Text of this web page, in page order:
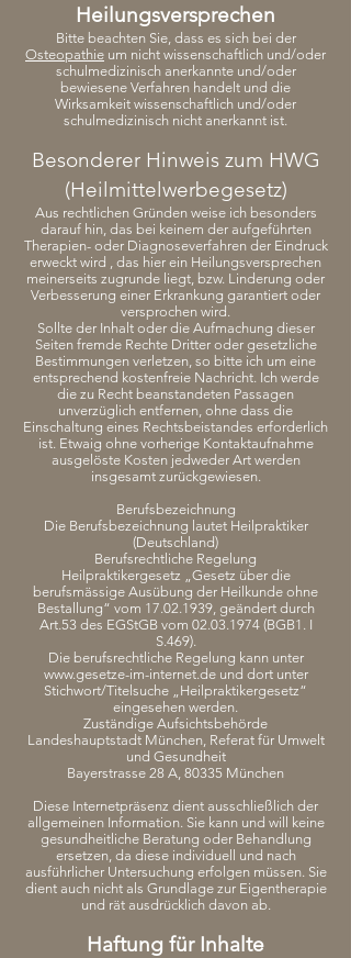
Heilungsversprechen
Bitte beachten Sie, dass es sich bei der
Osteopathie um nicht wissenschaftlich und/oder
schulmedizinisch anerkannte und/oder
bewiesene Verfahren handelt und die
Wirksamkeit wissenschaftlich und/oder
schulmedizinisch nicht anerkannt ist.
Besonderer Hinweis zum HWG
(Heilmittelwerbegesetz)
Aus rechtlichen Gründen weise ich besonders
darauf hin, das bei keinem der aufgeführten
Therapien- oder Diagnoseverfahren der Eindruck
erweckt wird , das hier ein Heilungsversprechen
meinerseits zugrunde liegt, bzw. Linderung oder
Verbesserung einer Erkrankung garantiert oder
versprochen wird.
Sollte der Inhalt oder die Aufmachung dieser
Seiten fremde Rechte Dritter oder gesetzliche
Bestimmungen verletzen, so bitte ich um eine
entsprechend kostenfreie Nachricht. Ich werde
die zu Recht beanstandeten Passagen
unverzüglich entfernen, ohne dass die
Einschaltung eines Rechtsbeistandes erforderlich
ist. Etwaig ohne vorherige Kontaktaufnahme
ausgelöste Kosten jedweder Art werden
insgesamt zurückgewiesen.
Berufsbezeichnung
Die Berufsbezeichnung lautet Heilpraktiker
(Deutschland)
Berufsrechtliche Regelung
Heilpraktikergesetz „Gesetz über die
berufsmässige Ausübung der Heilkunde ohne
Bestallung“ vom 17.02.1939, geändert durch
Art.53 des EGStGB vom 02.03.1974(BGB1. I
S.469).
Die berufsrechtliche Regelung kann unter
www.gesetze-im-internet.de und dort unter
Stichwort/Titelsuche „Heilpraktikergesetz“
eingesehen werden.
Zuständige Aufsichtsbehörde
Landeshauptstadt München, Referat für Umwelt
und Gesundheit
Bayerstrasse 28 A, 80335 München
Diese Internetpräsenz dient ausschließlich der
allgemeinen Information. Sie kann und will keine
gesundheitliche Beratung oder Behandlung
ersetzen, da diese individuell und nach
ausführlicher Untersuchung erfolgen müssen. Sie
dient auch nicht als Grundlage zur Eigentherapie
und rät ausdrücklich davon ab.
Haftung für Inhalte